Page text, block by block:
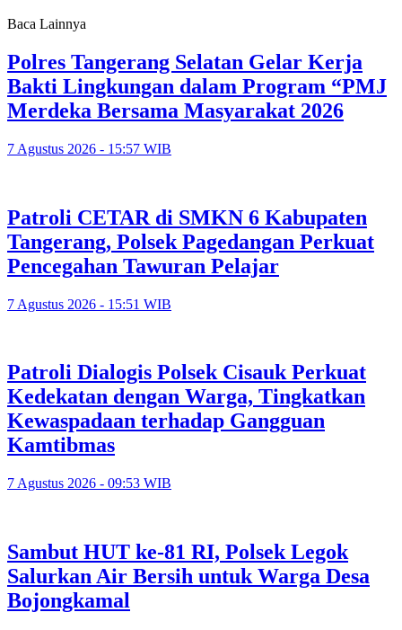
Baca Lainnya
Polres Tangerang Selatan Gelar Kerja
Bakti Lingkungan dalam Program “PMJ
Merdeka Bersama Masyarakat 2026
7 Agustus 2026 - 15:57 WIB
Patroli CETAR di SMKN 6 Kabupaten
Tangerang, Polsek Pagedangan Perkuat
Pencegahan Tawuran Pelajar
7 Agustus 2026 - 15:51 WIB
Patroli Dialogis Polsek Cisauk Perkuat
Kedekatan dengan Warga, Tingkatkan
Kewaspadaan terhadap Gangguan
Kamtibmas
7 Agustus 2026 - 09:53 WIB
Sambut HUT ke-81 RI, Polsek Legok
Salurkan Air Bersih untuk Warga Desa
Bojongkamal